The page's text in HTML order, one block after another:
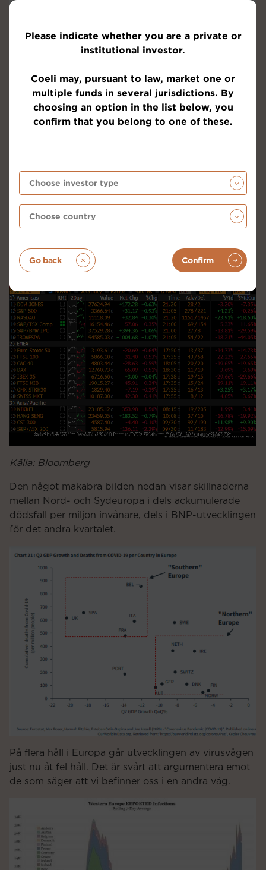
Vi misstänker att nedanstående bild väcker viss
förvåning hos er. Europabörserna är fortsatt ner en
hel del ju längre söderut man kommer (se kolumn till
höger). Sverige är en klart lysande stjärna även mätt
variation mellan olika länder.
Källa: Bloomberg
Den något makabra bilden nedan visar skillnaderna
mellan Nord- och Sydeuropa i dels ackumulerade
dödsfall per miljon invånare, dels i BNP-utvecklingen
för det andra kvartalet.
På flera håll i Europa går utvecklingen av virusvågen
just nu åt fel håll. Det är svårt att argumentera emot
de som säger att vi befinner oss i en andra våg.
Please indicate whether you are a private or
institutional investor.
Coeli may, pursuant to law, market one or
multiple funds in several jurisdictions. By
choosing an option in the list below, you
confirm that you belong to one of these.
Go back Confirm